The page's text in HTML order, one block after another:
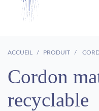
ACCUEIL PRODUIT
Cordon
recyclable